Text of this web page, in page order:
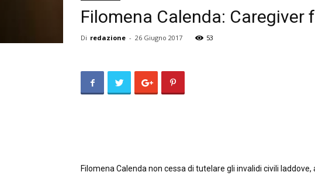
Filomena Calenda:
Di redazione - 26 Giugno 2017 53
Filomena Calenda non cessa di tutelare gli invalidi civili